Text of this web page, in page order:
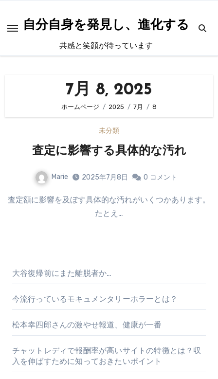
自分自身を発見し、進化する
共感と笑顔が待っています
7月 8, 2025
ホームページ 2025 7月 8
未分類
査定に影響する具体的な汚れ
Marie 2025年7月8日 0 コメント
査定額に影響を及ぼす具体的な汚れがいくつかあります。
たとえ…
大谷復帰前にまた離脱者か…
今流行っているモキュメンタリーホラーとは？
松本幸四郎さんの激やせ報道、健康が一番
チャットレディで報酬率が高いサイトの特徴とは？収
入を伸ばすために知っておきたいポイント